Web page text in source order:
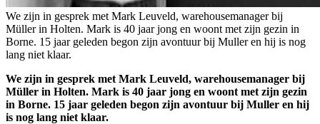
We zijn in gesprek met Mark Leuveld, warehousemanager bij
Müller in Holten. Mark is 40 jaar jong en woont met zijn gezin in
Borne. 15 jaar geleden begon zijn avontuur bij Muller en hij is nog
lang niet klaar.
We zijn in gesprek met Mark Leuveld, warehousemanager bij
Müller in Holten. Mark is 40 jaar jong en woont met zijn gezin
in Borne. 15 jaar geleden begon zijn avontuur bij Muller en hij
is nog lang niet klaar.